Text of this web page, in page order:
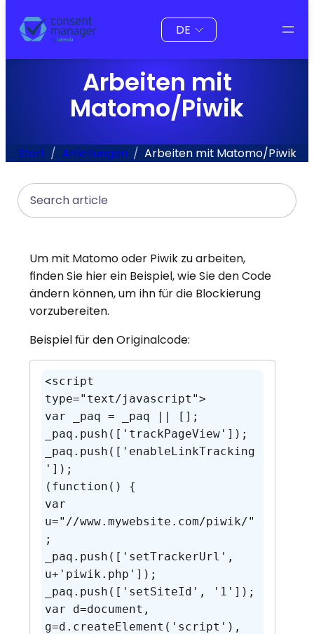
Inhalt
springen
Sprache
auswählen
Arbeiten mit
Matomo/Piwik
Start Anleitungen Arbeiten mit Matomo/Piwik
Search
Um mit Matomo oder Piwik zu arbeiten,
finden Sie hier ein Beispiel, wie Sie den Code
ändern können, um ihn für die Blockierung
vorzubereiten.
Beispiel für den Originalcode:
<script
type="text/javascript">
var _paq = _paq || [];
_paq.push(['trackPageView']);
_paq.push(['enableLinkTracking
']);
(function() {
var
u="//www.mywebsite.com/piwik/"
;
_paq.push(['setTrackerUrl',
u+'piwik.php']);
_paq.push(['setSiteId', '1']);
var d=document,
g=d.createElement('script'),